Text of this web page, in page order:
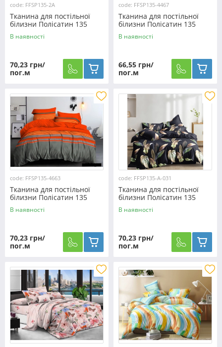
code: FFSP135-2A
Тканина для постільної
білизни Полісатин 135
SP135-2A (60м)
В наявності
70,23 грн/
пог.м
code: FFSP135-4467
Тканина для постільної
білизни Полісатин 135
SP135-4467 (60м)
В наявності
66,55 грн/
пог.м
code: FFSP135-4663
Тканина для постільної
білизни Полісатин 135
SP135-4663 (60м)
В наявності
70,23 грн/
пог.м
code: FFSP135-A-031
Тканина для постільної
білизни Полісатин 135
SP135-A-031 (60м)
В наявності
70,23 грн/
пог.м